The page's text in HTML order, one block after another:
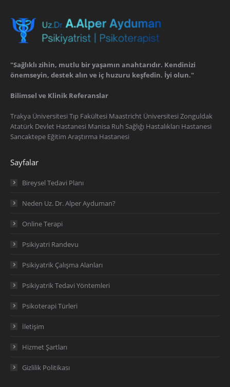
"Sağlıklı zihin, mutlu bir yaşamın anahtarıdır. Kendinizi
önemseyin, destek alın ve iç huzuru keşfedin. İyi olun."
Bilimsel ve Klinik Referanslar
Trakya Üniversitesi Tıp Fakültesi Maastricht Üniversitesi Zonguldak
Atatürk Devlet Hastanesi Manisa Ruh Sağlığı Hastalıkları Hastanesi
Sancaktepe Eğitim Araştırma Hastanesi
Sayfalar
Bireysel Tedavi Planı
Neden Uz. Dr. Alper Ayduman?
Online Terapi
Psikiyatri Randevu
Psikiyatrik Çalışma Alanları
Psikiyatrik Tedavi Yöntemleri
Psikoterapi Türleri
İletişim
Hizmet Şartları
Gizlilik Politikası